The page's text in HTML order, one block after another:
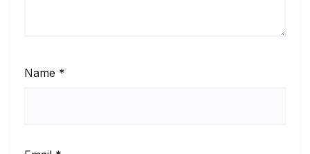
Name *